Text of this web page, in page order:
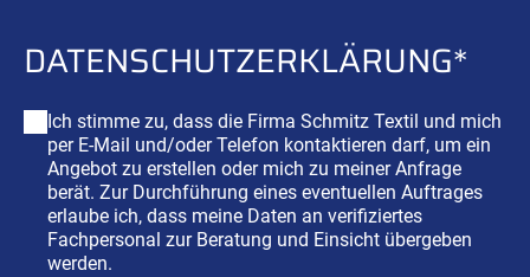
DATENSCHUTZ­ERKLÄRUNG*
Ich stimme zu, dass die Firma Schmitz Textil und mich
per E-Mail und/oder Telefon kontaktieren darf, um ein
Angebot zu erstellen oder mich zu meiner Anfrage
berät. Zur Durchführung eines eventuellen Auftrages
erlaube ich, dass meine Daten an verifiziertes
Fachpersonal zur Beratung und Einsicht übergeben
werden.